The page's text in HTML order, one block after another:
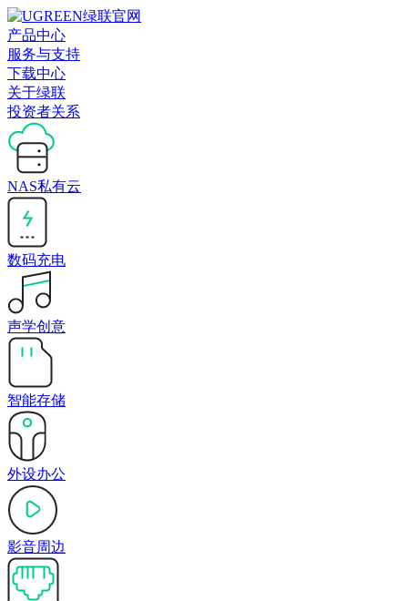
产品中心
服务与支持
下载中心
关于绿联
投资者关系
NAS私有云
数码充电
声学创意
智能存储
外设办公
影音周边